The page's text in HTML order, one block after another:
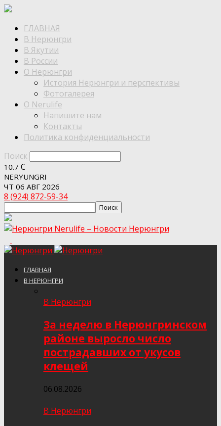
ГЛАВНАЯ
В Нерюнгри
В Якутии
В России
О Нерюнгри
История Нерюнгри и перспективы
Фотогалерея
О Nerulife
Напишите нам
Контакты
Политика конфиденциальности
Поиск
10.7 C
NERYUNGRI
ЧТ 06 АВГ 2026
8 (924) 872-59-34
Nerulife – Новости Нерюнгри
ГЛАВНАЯ
В НЕРЮНГРИ
В Нерюнгри
За неделю в Нерюнгринском
районе выросло число
пострадавших от укусов
клещей
06.08.2026
В Нерюнгри